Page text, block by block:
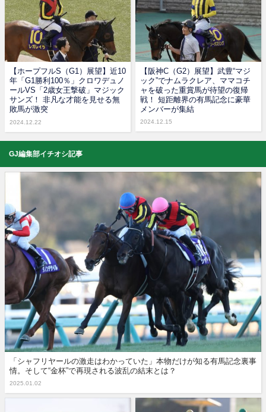
【ホープフルS（G1）展望】近10
年「G1勝利100％」クロワデュノ
ールVS「2歳女王撃破」マジック
サンズ！ 非凡な才能を見せる無
敗馬が激突
2024.12.22
【阪神C（G2）展望】武豊“マジ
ック”でナムラクレア、ママコチ
ャを破った重賞馬が待望の復帰
戦！ 短距離界の有馬記念に豪華
メンバーが集結
2024.12.15
GJ編集部イチオシ記事
「シャフリヤールの激走はわかっていた」本物だけが知る有馬記念裏事
情。そして“金杯”で再現される波乱の結末とは？
2025.01.02